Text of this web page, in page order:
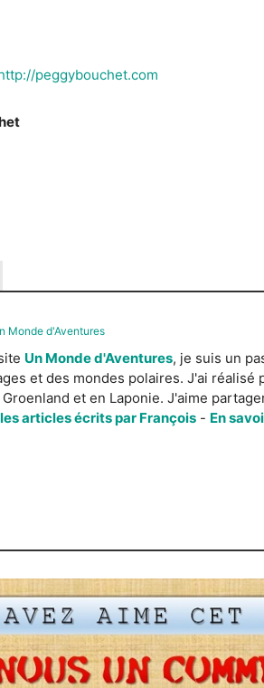
peggybouchet.com
Monde d'Aventures
Un Monde d'Aventures, je suis un
et des mondes polaires. J'ai réalisé
et en Laponie. J'aime
articles écrits par François - En